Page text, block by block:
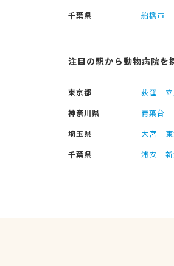
千葉県
船橋市
注目の駅から動物病院を
東京都 荻窪
神奈川県
青葉台
埼玉県
大宮
千葉県
浦安